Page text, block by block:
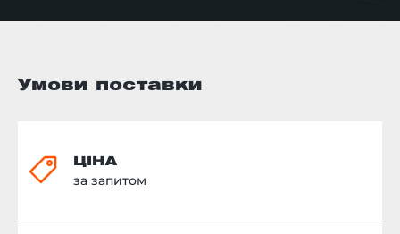
Умови поставки
ЦІНА
за запитом